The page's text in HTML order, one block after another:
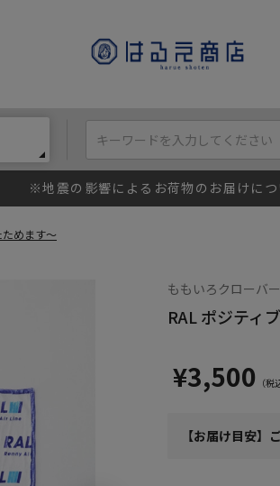
※地震の影響によるお荷物のお届けにつ
めます～
ももいろクローバ
RAL ポジティ
¥3,500
【お届け目安】